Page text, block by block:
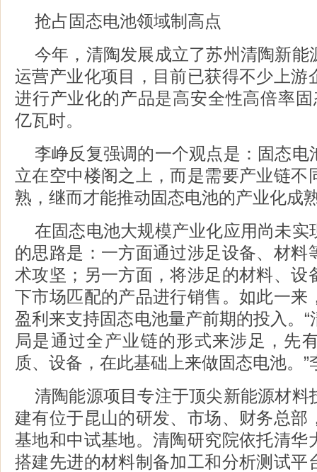
抢占固态电池领域制高点
今年，清陶发展成立了苏州清陶新能
运营产业化项目，目前已获得不少上游
进行产业化的产品是高安全性高倍率
亿瓦时。
李峥反复强调的一个观点是：固态电
立在空中楼阁之上，而是需要产业链不
熟，继而才能推动固态电池的产业化成
在固态电池大规模产业化应用尚未实
的思路是：一方面通过涉足设备、材料
术攻坚；另一方面，将涉足的材料、设
下市场匹配的产品进行销售。如此一来
盈利来支持固态电池量产前期的投入。
局是通过全产业链的形式来涉足，先
质、设备，在此基础上来做固态电池。”
清陶能源项目专注于顶尖新能源材料
建有位于昆山的研发、市场、财务总部
基地和中试基地。清陶研究院依托清华
搭建先进的材料制备加工和分析测试平